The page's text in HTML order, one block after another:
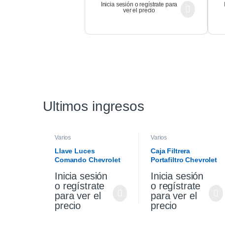
Inicia sesión o regístrate para
ver el precio
Ultimos ingresos
Varios
Llave Luces
Comando Chevrolet
Inicia sesión
o regístrate
para ver el
precio
Varios
Caja Filtrera
Portafiltro Chevrolet
19/21
Inicia sesión
o regístrate
para ver el
precio